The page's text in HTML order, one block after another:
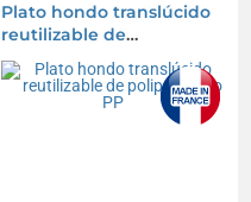
Plato hondo translúcido
reutilizable de
polipropileno PP